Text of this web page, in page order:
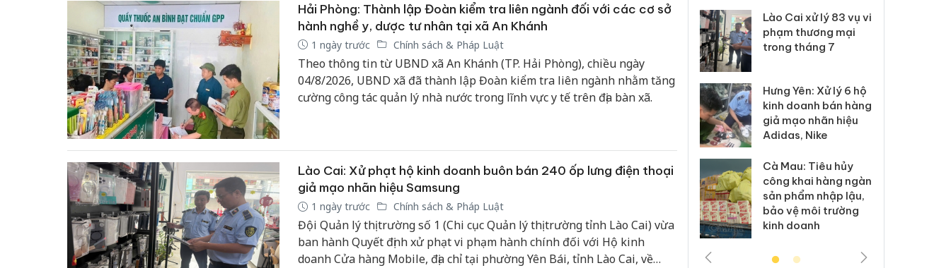
Hải Phòng: Thành lập Đoàn kiểm tra liên ngành đối với các cơ sở
hành nghề y, dược tư nhân tại xã An Khánh
1 ngày trước Chính sách & Pháp Luật
Theo thông tin từ UBND xã An Khánh (TP. Hải Phòng), chiều ngày
04/8/2026, UBND xã đã thành lập Đoàn kiểm tra liên ngành nhằm tăng
cường công tác quản lý nhà nước trong lĩnh vực y tế trên địa bàn xã.
Lào Cai: Xử phạt hộ kinh doanh buôn bán 240 ốp lưng điện thoại
giả mạo nhãn hiệu Samsung
1 ngày trước Chính sách & Pháp Luật
Đội Quản lý thị trường số 1 (Chi cục Quản lý thị trường tỉnh Lào Cai) vừa
ban hành Quyết định xử phạt vi phạm hành chính đối với Hộ kinh
doanh Cửa hàng Mobile, địa chỉ tại phường Yên Bái, tỉnh Lào Cai, về
Công an Thanh Hóa
bán yến sào giả
Thanh Hóa: Tìm bị
hại trong vụ án buôn
An Giang: Đối tượng
Lào Cai xử lý 83 vụ vi
phạm thương mại
trong tháng 7
Hưng Yên: Xử lý 6 hộ
kinh doanh bán hàng
giả mạo nhãn hiệu
Adidas, Nike
Cà Mau: Tiêu hủy
công khai hàng ngàn
sản phẩm nhập lậu,
bảo vệ môi trường
kinh doanh